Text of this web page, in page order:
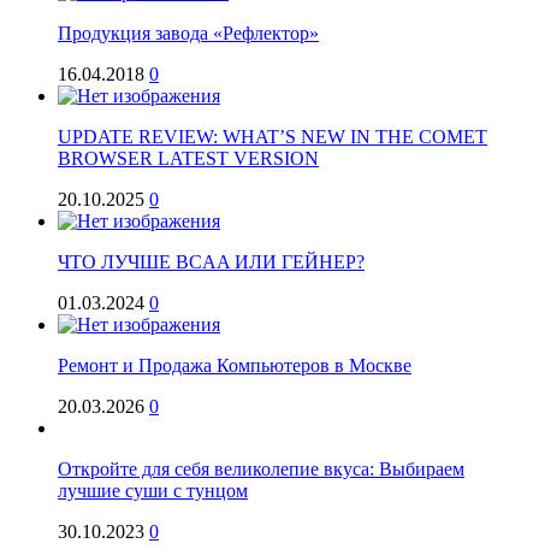
Продукция завода «Рефлектор»
16.04.2018 0
UPDATE REVIEW: WHAT’S NEW IN THE COMET
BROWSER LATEST VERSION
20.10.2025 0
ЧТО ЛУЧШЕ BCAA ИЛИ ГЕЙНЕР?
01.03.2024 0
Ремонт и Продажа Компьютеров в Москве
20.03.2026 0
Откройте для себя великолепие вкуса: Выбираем
лучшие суши с тунцом
30.10.2023 0